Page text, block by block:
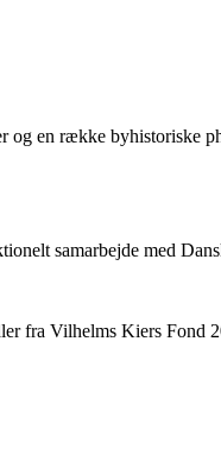
en række byhistoriske
samarbejde med
fra Vilhelms Kiers Fond